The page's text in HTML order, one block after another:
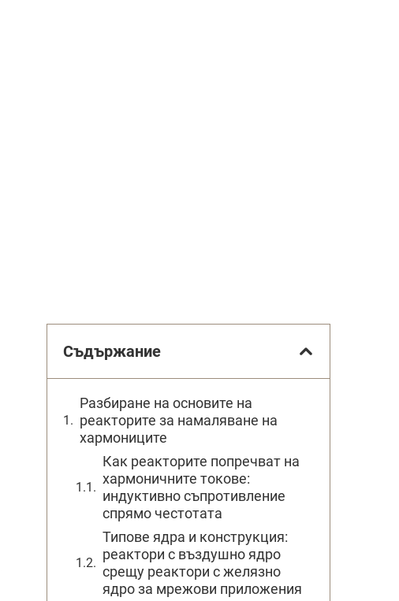
Съдържание
Разбиране на основите на
реакторите за намаляване на
хармониците
Как реакторите попречват на
хармоничните токове:
индуктивно съпротивление
спрямо честотата
Типове ядра и конструкция:
реактори с въздушно ядро
срещу реактори с желязно
ядро за мрежови приложения